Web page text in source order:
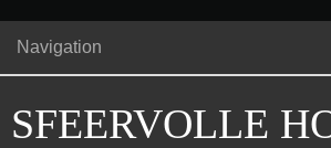
Navigation
SFEERVOLLE